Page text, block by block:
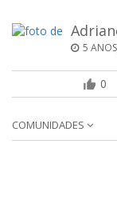
5
0
COMUNIDADES